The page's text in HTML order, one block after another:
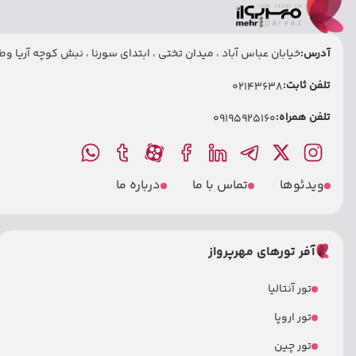
آدرس:خیابان عباس آباد ، میدان تختی ، ابتدای سورنا ، نبش کوچه آریا
تلفن ثابت:02143638
تلفن همراه:09195925160
ویدئوها تماس با ما درباره ما
آفر تورهای مهرپرواز
تور آنتالیا
تور اروپا
تور چین